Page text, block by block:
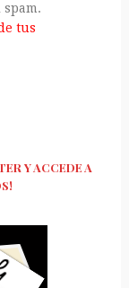
tus
Y ACCEDE A